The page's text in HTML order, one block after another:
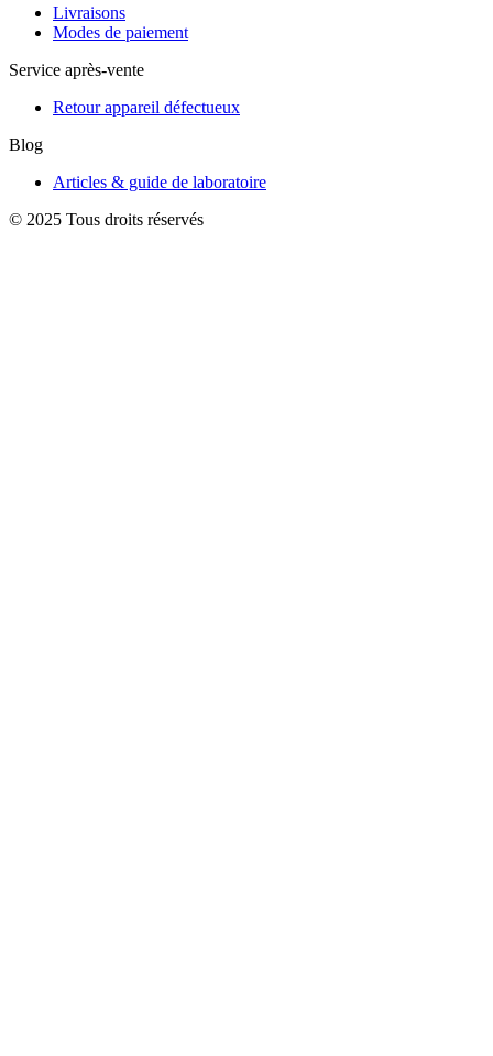
Livraisons
Modes de paiement
Service après-vente
Retour appareil défectueux
Blog
Articles & guide de laboratoire
© 2025 Tous droits réservés